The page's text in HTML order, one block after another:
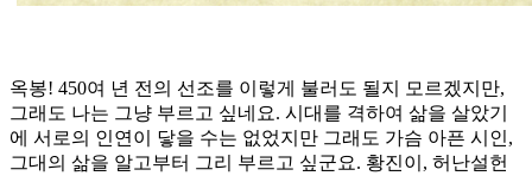
옥봉! 450여 년 전의 선조를 이렇게 불러도 될지 모르겠지만,
그래도 나는 그냥 부르고 싶네요. 시대를 격하여 삶을 살았기
에 서로의 인연이 닿을 수는 없었지만 그래도 가슴 아픈 시인,
그대의 삶을 알고부터 그리 부르고 싶군요. 황진이, 허난설헌